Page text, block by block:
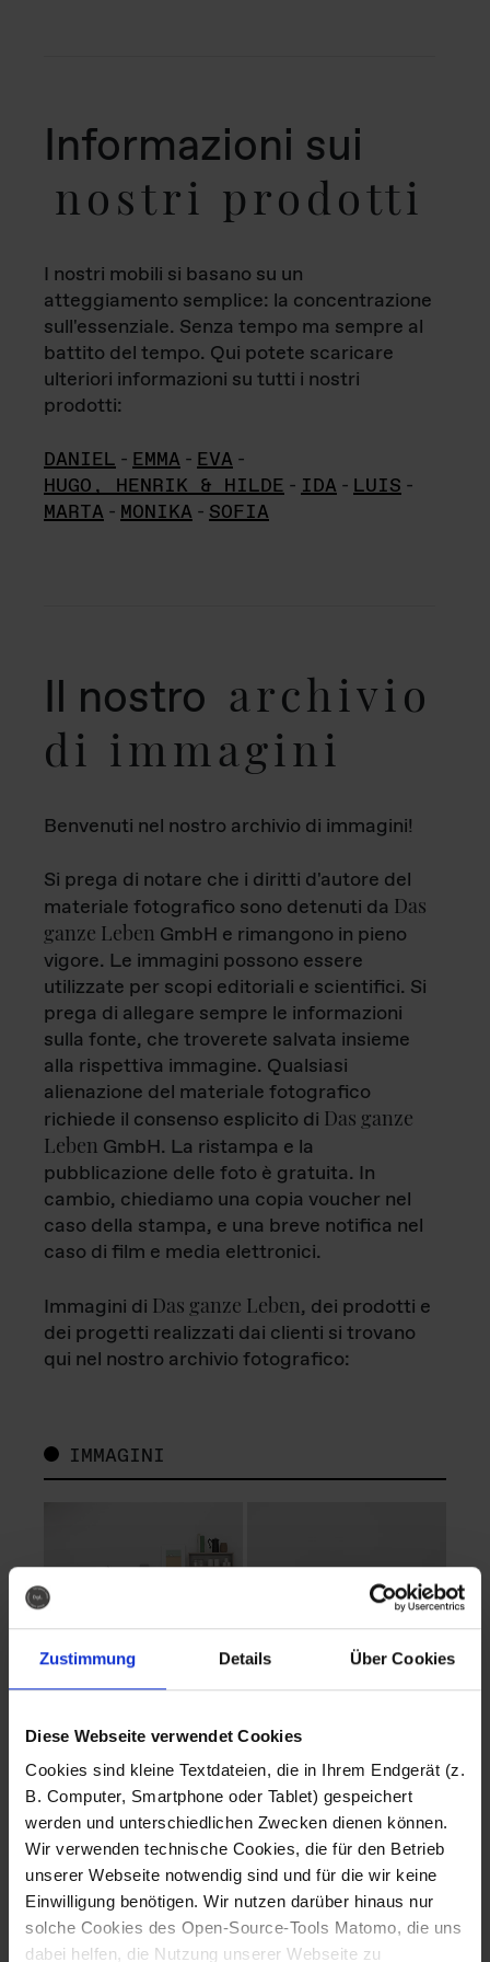
Zustimmung Details Über Cookies
Diese Webseite verwendet Cookies
Cookies sind kleine Textdateien, die in Ihrem Endgerät (z.
B. Computer, Smartphone oder Tablet) gespeichert
werden und unterschiedlichen Zwecken dienen können.
Wir verwenden technische Cookies, die für den Betrieb
unserer Webseite notwendig sind und für die wir keine
Einwilligung benötigen. Wir nutzen darüber hinaus nur
solche Cookies des Open-Source-Tools Matomo, die uns
dabei helfen, die Nutzung unserer Webseite zu
Informazioni sui
nostri prodotti
I nostri mobili si basano su un
atteggiamento semplice: la concentrazione
sull'essenziale. Senza tempo ma sempre al
battito del tempo. Qui potete scaricare
ulteriori informazioni su tutti i nostri
prodotti:
DANIEL - EMMA - EVA -
HUGO, HENRIK & HILDE - IDA - LUIS -
MARTA - MONIKA - SOFIA
Il nostro archivio
di immagini
Benvenuti nel nostro archivio di immagini!
Si prega di notare che i diritti d'autore del
materiale fotografico sono detenuti da Das
ganze Leben GmbH e rimangono in pieno
vigore. Le immagini possono essere
utilizzate per scopi editoriali e scientifici. Si
prega di allegare sempre le informazioni
sulla fonte, che troverete salvata insieme
alla rispettiva immagine. Qualsiasi
alienazione del materiale fotografico
richiede il consenso esplicito di Das ganze
Leben GmbH. La ristampa e la
pubblicazione delle foto è gratuita. In
cambio, chiediamo una copia voucher nel
caso della stampa, e una breve notifica nel
caso di film e media elettronici.
Immagini di Das ganze Leben, dei prodotti e
dei progetti realizzati dai clienti si trovano
qui nel nostro archivio fotografico:
IMMAGINI
Fotografo: Lorenz
Sternbach
Download
Fotografo: Lorenz
Sternbach
Download